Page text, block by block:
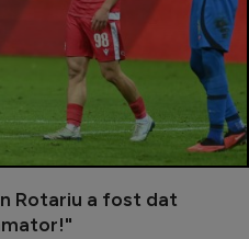
Rotariu a fost dat